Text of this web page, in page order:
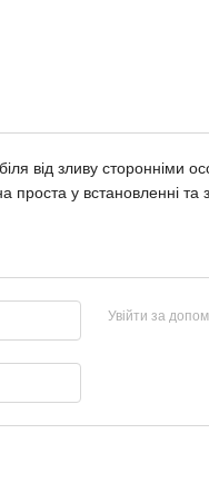
зливу сторонніми
проста у встановленні
Увійти за